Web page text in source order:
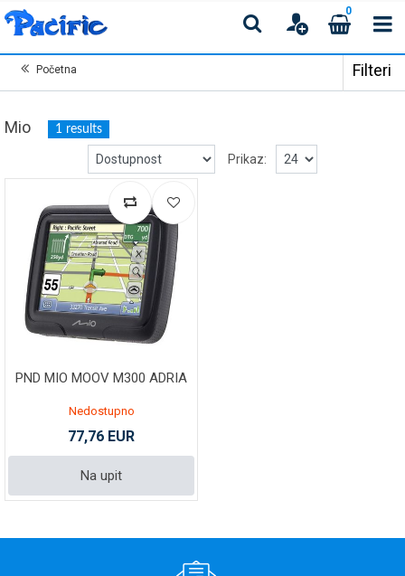
0
Početna Filteri
Mio 1 results
Prikaz:
PND MIO MOOV M300 ADRIA
Nedostupno
77,76 EUR
Na upit